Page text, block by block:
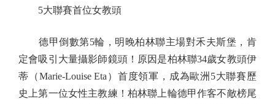
5大聯賽首位女教頭
德甲倒數第5輪，明晚柏林聯主場對禾夫斯堡，肯
定會吸引大量攝影師鏡頭！原因是柏林聯34歲女教頭伊
蒂（Marie-Louise Eta）首度領軍，成為歐洲5大聯賽歷
史上第一位女性主教練！柏林聯上輪德甲作客不敵榜尾